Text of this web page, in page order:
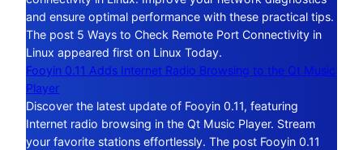
and ensure optimal performance with these practical tips.
The post 5 Ways to Check Remote Port Connectivity in
Linux appeared first on Linux Today.
Fooyin 0.11 Adds Internet Radio Browsing to the Qt Music
Player
Discover the latest update of Fooyin 0.11, featuring
Internet radio browsing in the Qt Music Player. Stream
your favorite stations effortlessly. The post Fooyin 0.11